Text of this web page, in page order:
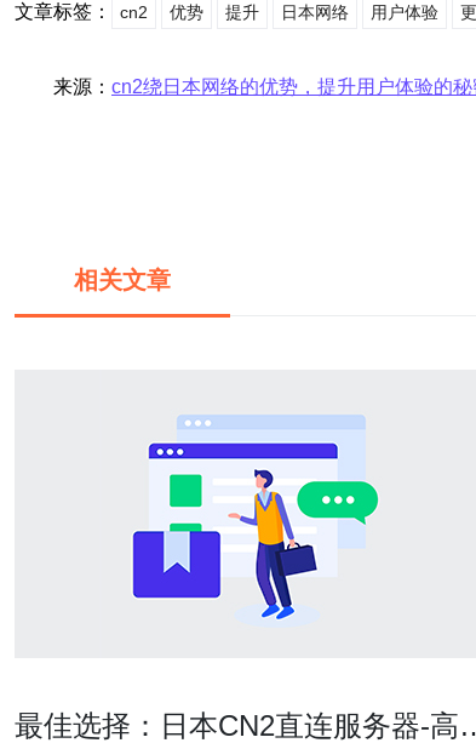
文章标签： cn2 优势 提升 日本网络 用户体验
来源： cn2绕日本网络的优势，提升用户体验的秘
相关文章
最佳选择：日本CN2直连服务器-高